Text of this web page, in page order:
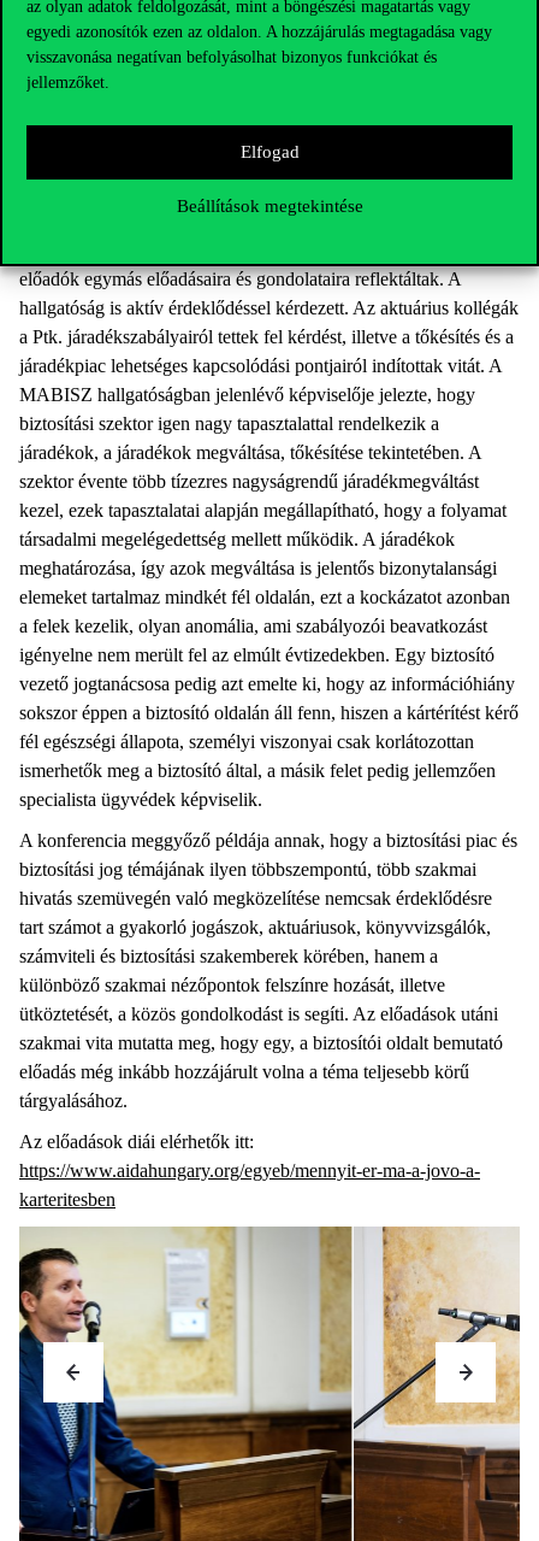
az olyan adatok feldolgozását, mint a böngészési magatartás vagy
egyedi azonosítók ezen az oldalon. A hozzájárulás megtagadása vagy
visszavonása negatívan befolyásolhat bizonyos funkciókat és
jellemzőket.
Elfogad
Beállítások megtekintése
hasonlóan foglalt állást: a járadékmegváltás számításnál a képlet
alapján többféleképpen lehet számolni, ami eltérő összegekhez
vezet, de álláspontja szerint a könyvvizsgáló nem fogja ezt
kifogásolni, mert elfogadja, hogy a képlet alapján többféle
számítás is lehetséges. Dr. Lakatos László Péter előadását a
járadékkal és annak megváltásával kapcsolatos tételeknek a
pénzügyi kimutatásokban való megjelenésével összefüggő
kérdések tárgyalásával zárta.
előadók egymás előadásaira és gondolataira reflektáltak. A
hallgatóság is aktív érdeklődéssel kérdezett. Az aktuárius kollégák
a Ptk. járadékszabályairól tettek fel kérdést, illetve a tőkésítés és a
járadékpiac lehetséges kapcsolódási pontjairól indítottak vitát. A
MABISZ hallgatóságban jelenlévő képviselője jelezte, hogy
biztosítási szektor igen nagy tapasztalattal rendelkezik a
járadékok, a járadékok megváltása, tőkésítése tekintetében. A
szektor évente több tízezres nagyságrendű járadékmegváltást
kezel, ezek tapasztalatai alapján megállapítható, hogy a folyamat
társadalmi megelégedettség mellett működik. A járadékok
meghatározása, így azok megváltása is jelentős bizonytalansági
elemeket tartalmaz mindkét fél oldalán, ezt a kockázatot azonban
a felek kezelik, olyan anomália, ami szabályozói beavatkozást
igényelne nem merült fel az elmúlt évtizedekben. Egy biztosító
vezető jogtanácsosa pedig azt emelte ki, hogy az információhiány
sokszor éppen a biztosító oldalán áll fenn, hiszen a kártérítést kérő
fél egészségi állapota, személyi viszonyai csak korlátozottan
ismerhetők meg a biztosító által, a másik felet pedig jellemzően
specialista ügyvédek képviselik.
A konferencia meggyőző példája annak, hogy a biztosítási piac és
biztosítási jog témájának ilyen többszempontú, több szakmai
hivatás szemüvegén való megközelítése nemcsak érdeklődésre
tart számot a gyakorló jogászok, aktuáriusok, könyvvizsgálók,
számviteli és biztosítási szakemberek körében, hanem a
különböző szakmai nézőpontok felszínre hozását, illetve
ütköztetését, a közös gondolkodást is segíti. Az előadások utáni
szakmai vita mutatta meg, hogy egy, a biztosítói oldalt bemutató
előadás még inkább hozzájárult volna a téma teljesebb körű
tárgyalásához.
Az előadások diái elérhetők itt:
https://www.aidahungary.org/egyeb/mennyit-er-ma-a-jovo-a-
karteritesben